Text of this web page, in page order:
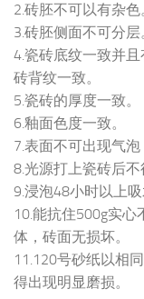
2.砖胚不可以有杂色
3.砖胚侧面不可分层
4.瓷砖底纹一致并
砖背纹一致。
5.瓷砖的厚度一致。
6.釉面色度一致。
7.表面不可出现气泡
8.光源打上瓷砖后不
9.浸泡48小时以上吸
10.能抗住500g实心
体，砖面无损坏。
11.120号砂纸以相
得出现明显磨损。